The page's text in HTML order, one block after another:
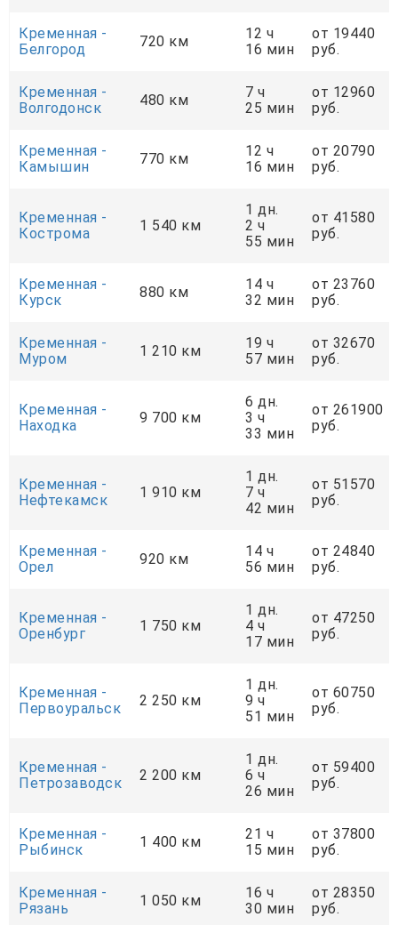
Кременная -
Белгород
720 км
12 ч
16 мин
от 19440
руб.
Кременная -
Волгодонск
480 км
7 ч
25 мин
от 12960
руб.
Кременная -
Камышин
770 км
12 ч
16 мин
от 20790
руб.
Кременная -
Кострома
1 540 км
1 дн.
2 ч
55 мин
от 41580
руб.
Кременная -
Курск
880 км
14 ч
32 мин
от 23760
руб.
Кременная -
Муром
1 210 км
19 ч
57 мин
от 32670
руб.
Кременная -
Находка
9 700 км
6 дн.
3 ч
33 мин
от 261900
руб.
Кременная -
Нефтекамск
1 910 км
1 дн.
7 ч
42 мин
от 51570
руб.
Кременная -
Орел
920 км
14 ч
56 мин
от 24840
руб.
Кременная -
Оренбург
1 750 км
1 дн.
4 ч
17 мин
от 47250
руб.
Кременная -
Первоуральск
2 250 км
1 дн.
9 ч
51 мин
от 60750
руб.
Кременная -
Петрозаводск
2 200 км
1 дн.
6 ч
26 мин
от 59400
руб.
Кременная -
Рыбинск
1 400 км
21 ч
15 мин
от 37800
руб.
Кременная -
Рязань
1 050 км
16 ч
30 мин
от 28350
руб.